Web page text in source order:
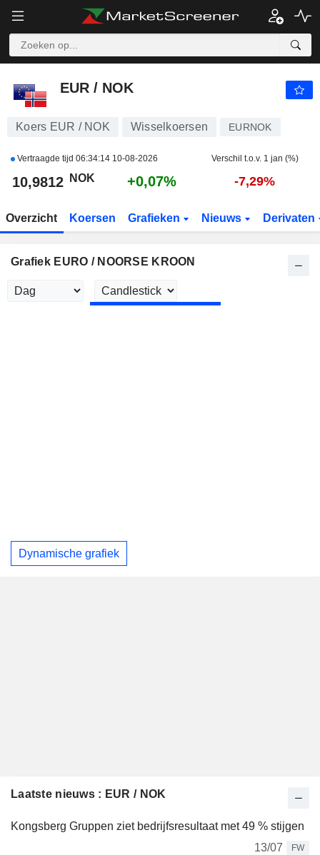
EUR / NOK
EUR / NOK
Koers EUR / NOK Wisselkoersen EURNOK
Vertraagde tijd 06:34:14 10-08-2026 Verschil t.o.v. 1 jan (%)
10,9812 NOK +0,07% -7,29%
Overzicht Koersen Grafieken Nieuws Derivaten
Grafiek EURO / NOORSE KROON
Dynamische grafiek
Laatste nieuws : EUR / NOK
Kongsberg Gruppen ziet bedrijfsresultaat met 49 % stijgen
13/07
FW